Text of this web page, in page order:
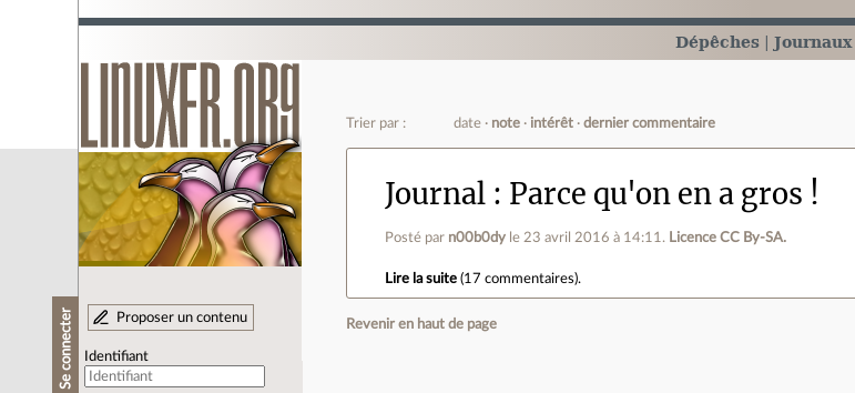
Dépêches Journaux
Se connecter Proposer un contenu
Identifiant
Trier par : date note intérêt dernier commentaire
Journal Parce qu'on en a gros !
Posté par n00b0dy le 23 avril 2016 à 14:11 . Licence CC By‑SA.
Lire la suite (17 commentaires).
Revenir en haut de page